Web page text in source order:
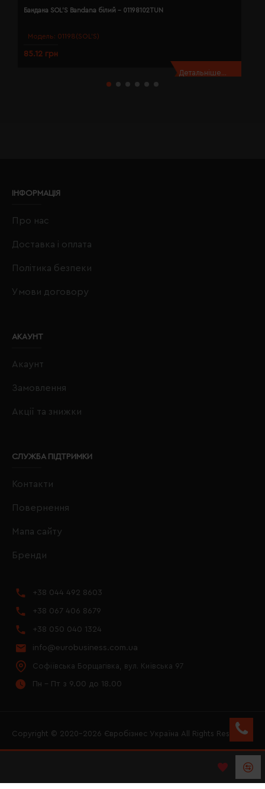
Модель: 01198(SOL’S)
Бандана SOL'S Bandana білий - 01198102TUN
85.12 грн
Детальніше...
ІНФОРМАЦІЯ
Про нас
Доставка і оплата
Політика безпеки
Умови договору
АКАУНТ
Акаунт
Замовлення
Акції та знижки
СЛУЖБА ПІДТРИМКИ
Контакти
Повернення
Мапа сайту
Бренди
+38 044 492 8603
+38 067 406 8679
+38 050 040 1324
info@eurobusiness.com.ua
Софіївська Борщагівка, вул. Київська 97
Пн - Пт з 9.00 до 18.00
Copyright © 2020–2026 Євробізнес Україна All Rights Reserved
LOGO ЄВРОБІЗНЕС